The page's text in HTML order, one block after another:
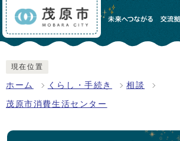
現在位置
ホーム くらし・手続き 相談
茂原市消費生活センター